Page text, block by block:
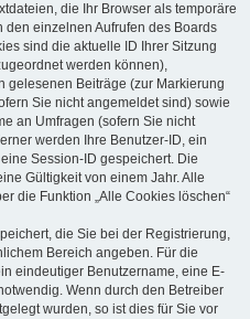
die Ihr Browser als temporäre
einzelnen Aufrufen des Boards
sind die aktuelle ID Ihrer Sitzung
werden können),
gelesenen Beiträge (zur Markierung
Sie nicht angemeldet sind) sowie
an Umfragen (sofern Sie nicht
werden Ihre Benutzer-ID, ein
Session-ID gespeichert. Die
Gültigkeit von einem Jahr. Alle
die Funktion „Alle Cookies löschen“
die Sie bei der Registrierung,
Bereich angeben. Für die
eindeutiger Benutzername, eine E-
Wenn durch den Betreiber
wurden, so ist dies für Sie vor